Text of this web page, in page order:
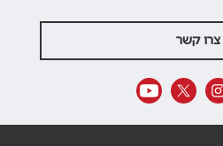
צרו קשר